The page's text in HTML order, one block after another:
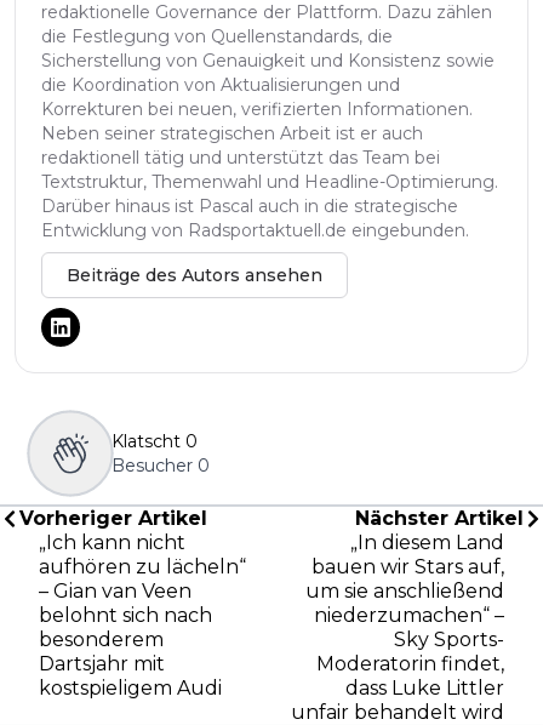
redaktionelle Governance der Plattform. Dazu zählen
die Festlegung von Quellenstandards, die
Sicherstellung von Genauigkeit und Konsistenz sowie
die Koordination von Aktualisierungen und
Korrekturen bei neuen, verifizierten Informationen.
Neben seiner strategischen Arbeit ist er auch
redaktionell tätig und unterstützt das Team bei
Textstruktur, Themenwahl und Headline-Optimierung.
Darüber hinaus ist Pascal auch in die strategische
Entwicklung von Radsportaktuell.de eingebunden.
Beiträge des Autors ansehen
Klatscht 0
Besucher 0
Vorheriger Artikel
„Ich kann nicht
aufhören zu lächeln“
– Gian van Veen
belohnt sich nach
besonderem
Dartsjahr mit
kostspieligem Audi
Nächster Artikel
„In diesem Land
bauen wir Stars auf,
um sie anschließend
niederzumachen“ –
Sky Sports-
Moderatorin findet,
dass Luke Littler
unfair behandelt wird